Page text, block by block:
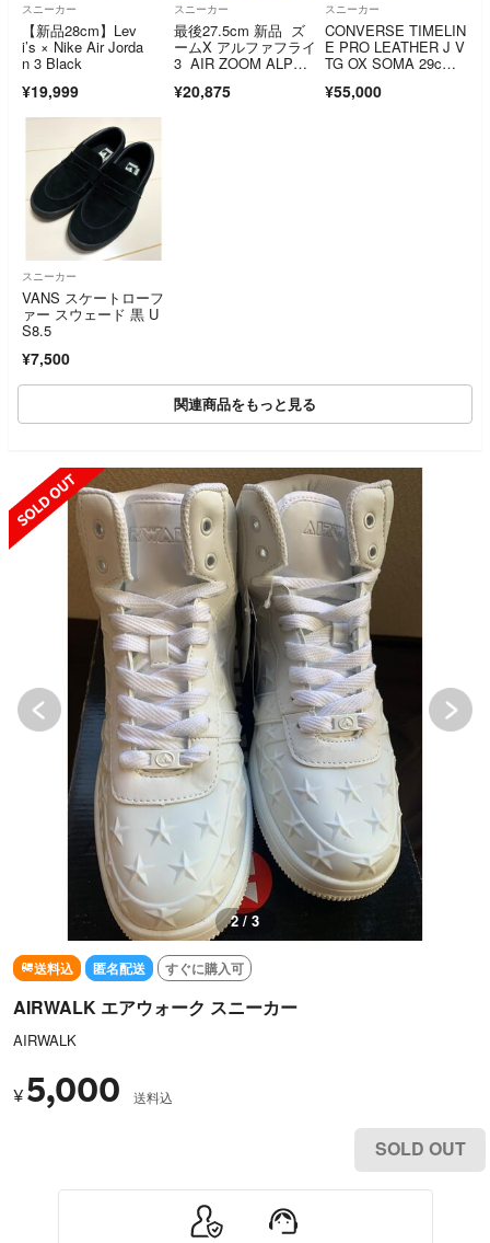
スニーカー
【新品28cm】Lev
i’s × Nike Air Jorda
n 3 Black
¥19,999
スニーカー
最後27.5cm 新品 ズ
ームX アルファフライ
3 AIR ZOOM ALPHA
ーズ マラソンシュー
¥20,875
スニーカー
CONVERSE TIMELIN
E PRO LEATHER J V
TG OX SOMA 29c
¥55,000
スニーカー
VANS スケートローフ
ァー スウェード 黒 U
S8.5
¥7,500
関連商品をもっと見る
SOLD OUT
2 / 3
送料込 匿名配送 すぐに購入可
AIRWALK エアウォーク スニーカー
AIRWALK
¥ 5,000 送料込
SOLD OUT